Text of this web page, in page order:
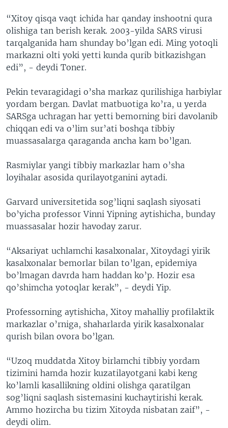
“Xitoy qisqa vaqt ichida har qanday inshootni qura
olishiga tan berish kerak. 2003-yilda SARS virusi
tarqalganida ham shunday bo’lgan edi. Ming yotoqli
markazni olti yoki yetti kunda qurib bitkazishgan
edi”, - deydi Toner.
Pekin tevaragidagi o’sha markaz qurilishiga harbiylar
yordam bergan. Davlat matbuotiga ko’ra, u yerda
SARSga uchragan har yetti bemorning biri davolanib
chiqqan edi va o’lim sur’ati boshqa tibbiy
muassasalarga qaraganda ancha kam bo’lgan.
Rasmiylar yangi tibbiy markazlar ham o’sha
loyihalar asosida qurilayotganini aytadi.
Garvard universitetida sog’liqni saqlash siyosati
bo’yicha professor Vinni Yipning aytishicha, bunday
muassasalar hozir havoday zarur.
“Aksariyat uchlamchi kasalxonalar, Xitoydagi yirik
kasalxonalar bemorlar bilan to’lgan, epidemiya
bo’lmagan davrda ham haddan ko’p. Hozir esa
qo’shimcha yotoqlar kerak”, - deydi Yip.
Professorning aytishicha, Xitoy mahalliy profilaktik
markazlar o’rniga, shaharlarda yirik kasalxonalar
qurish bilan ovora bo’lgan.
“Uzoq muddatda Xitoy birlamchi tibbiy yordam
tizimini hamda hozir kuzatilayotgani kabi keng
ko’lamli kasallikning oldini olishga qaratilgan
sog’liqni saqlash sistemasini kuchaytirishi kerak.
Ammo hozircha bu tizim Xitoyda nisbatan zaif”, -
deydi olim.